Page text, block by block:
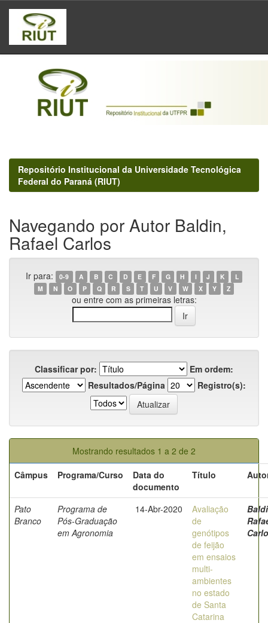
Skip
navigation
Repositório Institucional da Universidade Tecnológica
Federal do Paraná (RIUT)
Navegando por Autor Baldin,
Rafael Carlos
Ir para: 0-9 A B C D E F G H I J K
L
M
N O P Q R S T U V W X Y Z
ou entre com as primeiras letras:
Classificar por:
Em ordem:
Resultados/Página
Registro(s):
Mostrando resultados 1 a 2 de 2
Câmpus
Programa/Curso
Data do
documento
Título
Pato
Branco
Programa de
Pós-Graduação
em Agronomia
14-Abr-2020
Avaliação
de
genótipos
de feijão
em ensaios
multi-
ambientes
no estado
de Santa
Catarina